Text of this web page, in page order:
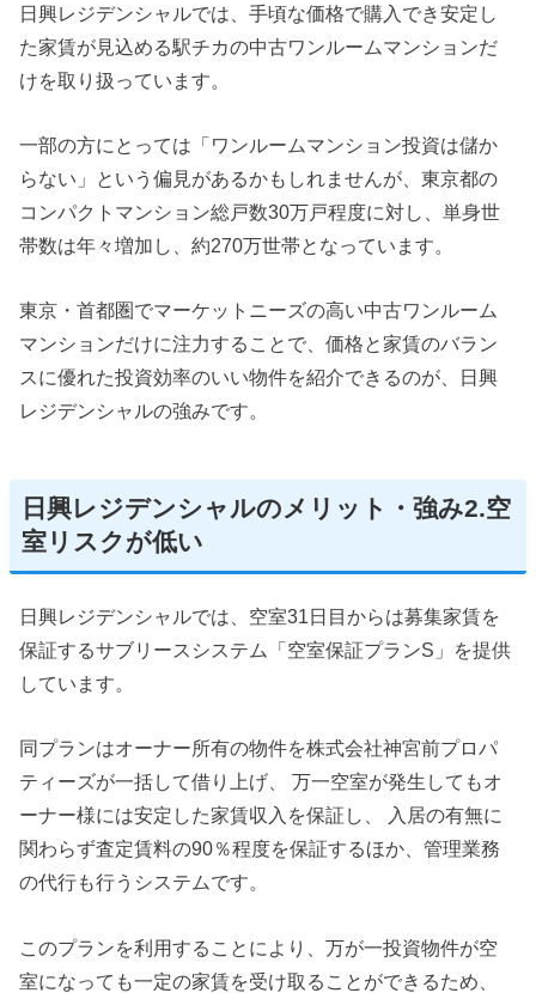
日興レジデンシャルでは、手頃な価格で購入でき安定し
た家賃が見込める駅チカの中古ワンルームマンションだ
けを取り扱っています。
一部の方にとっては「ワンルームマンション投資は儲か
らない」という偏見があるかもしれませんが、東京都の
コンパクトマンション総戸数30万戸程度に対し、単身世
帯数は年々増加し、約270万世帯となっています。
東京・首都圏でマーケットニーズの高い中古ワンルーム
マンションだけに注力することで、価格と家賃のバラン
スに優れた投資効率のいい物件を紹介できるのが、日興
レジデンシャルの強みです。
日興レジデンシャルのメリット・強み2.空
室リスクが低い
日興レジデンシャルでは、空室31日目からは募集家賃を
保証するサブリースシステム「空室保証プランS」を提供
しています。
同プランはオーナー所有の物件を株式会社神宮前プロパ
ティーズが一括して借り上げ、 万一空室が発生してもオ
ーナー様には安定した家賃収入を保証し、 入居の有無に
関わらず査定賃料の90％程度を保証するほか、管理業務
の代行も行うシステムです。
このプランを利用することにより、万が一投資物件が空
室になっても一定の家賃を受け取ることができるため、